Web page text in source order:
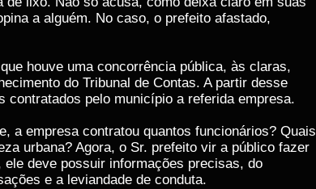
a alguém. No caso, o prefeito afastado,
houve uma concorrência pública, às claras,
do Tribunal de Contas. A partir desse
contratados pelo município a referida empresa.
a empresa contratou quantos funcionários? Quais
urbana? Agora, o Sr. prefeito vir a público fazer
deve possuir informações precisas, do
e a leviandade de conduta.